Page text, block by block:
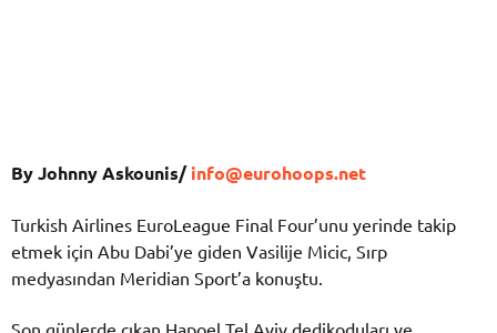
By Johnny Askounis/info@eurohoops.net
Turkish Airlines EuroLeague Final Four’unu yerinde takip
etmek için Abu Dabi’ye giden Vasilije Micic, Sırp
medyasından Meridian Sport’a konuştu.